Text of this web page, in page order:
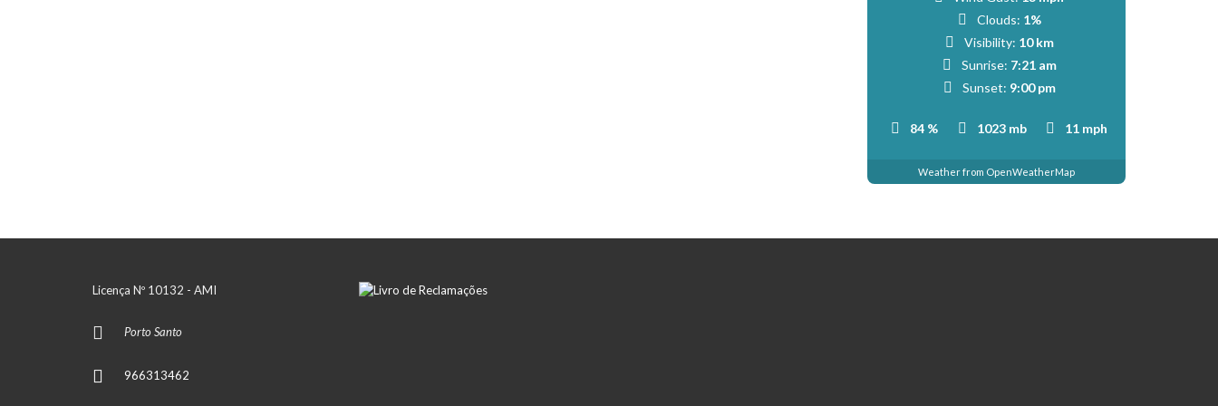
84 % 1023 mb 11 mph
Clouds: 1%
Visibility: 10 km
Sunrise: 7:21 am
Sunset: 9:00 pm
Weather from OpenWeatherMap
Licença Nº 10132 - AMI
Porto Santo
966313462